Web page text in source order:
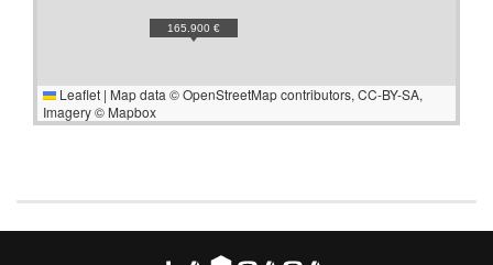
165.900 €
Leaflet | Map data ©OpenStreetMapcontributors, CC-BY-SA,
Imagery © Mapbox